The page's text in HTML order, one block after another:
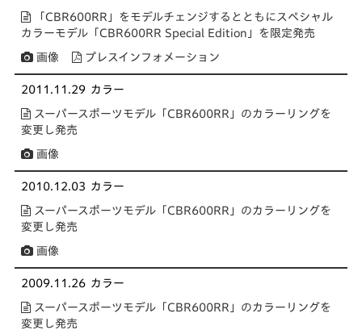
「CBR600RR」をモデルチェンジするとともにスペシャル
カラーモデル「CBR600RR Special Edition」を限定発売
画像 プレスインフォメーション
2011.11.29 カラー
スーパースポーツモデル「CBR600RR」のカラーリングを
変更し発売
画像
2010.12.03 カラー
スーパースポーツモデル「CBR600RR」のカラーリングを
変更し発売
画像
2009.11.26 カラー
スーパースポーツモデル「CBR600RR」のカラーリングを
変更し発売